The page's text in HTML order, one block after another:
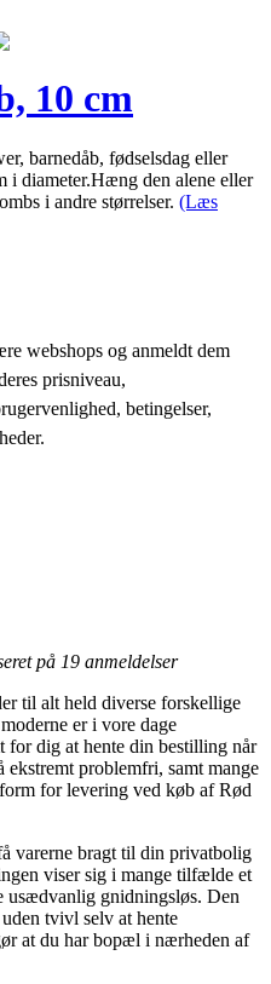
10 cm
barnedåb, fødselsdag eller
i diameter.Hæng den alene eller
i andre størrelser. (Læs
webshops og anmeldt dem
prisniveau,
betingelser,
på 19 anmeldelser
til alt held diverse forskellige
er i vore dage
for dig at hente din bestilling når
problemfri, samt mange
for levering ved køb af Rød
varerne bragt til din privatbolig
viser sig i mange tilfælde et
usædvanlig gnidningsløs. Den
tvivl selv at hente
at du har bopæl i nærheden af